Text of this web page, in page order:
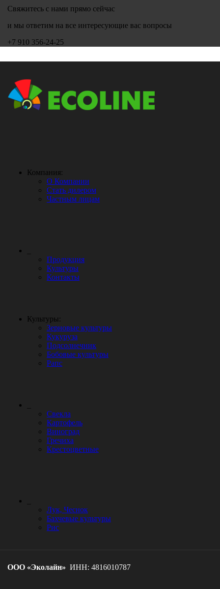
Свяжитесь с нами прямо сейчас
и мы ответим на все интересующие вас вопросы
+7 910 356-24-25
Компания:
О Компании
Стать дилером
Частным лицам
Продукция
Культуры
Контакты
Культуры:
Зерновые культуры
Кукуруза
Подсолнечник
Бобовые культуры
Рапс
Свекла
Картофель
Виноград
Гречиха
Крестоцветные
Лук, Чеснок
Бахчевые культуры
Рис
ООО «Эколайн» ИНН: 4816010787